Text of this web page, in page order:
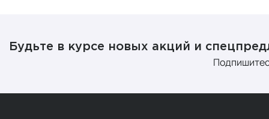
Будьте в курсе новых акций и